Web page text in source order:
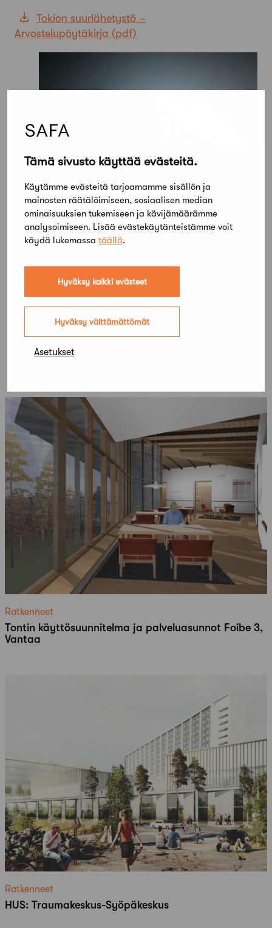
Tämä sivusto käyttää evästeitä.
Käytämme evästeitä tarjoamamme sisällön ja
mainosten räätälöimiseen, sosiaalisen median
ominaisuuksien tukemiseen ja kävijämäärämme
analysoimiseen. Lisää evästekäytänteistämme voit
käydä lukemassa täällä.
Hyväksy kaikki evästeet
Hyväksy välttämättömät
Asetukset
Tokion suurlähetystö –
Arvostelupöytäkirja
Ratkenneet
Tontin käyttösuunnitelma ja palveluasunnot Foibe 3,
Vantaa
Ratkenneet
HUS: Traumakeskus-Syöpäkeskus